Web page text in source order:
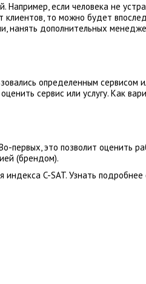
если человека не
то можно будет
нанять дополнительных
определенным сервисом
сервис или услугу. Как
это позволит оценить
(брендом).
C-SAT. Узнать